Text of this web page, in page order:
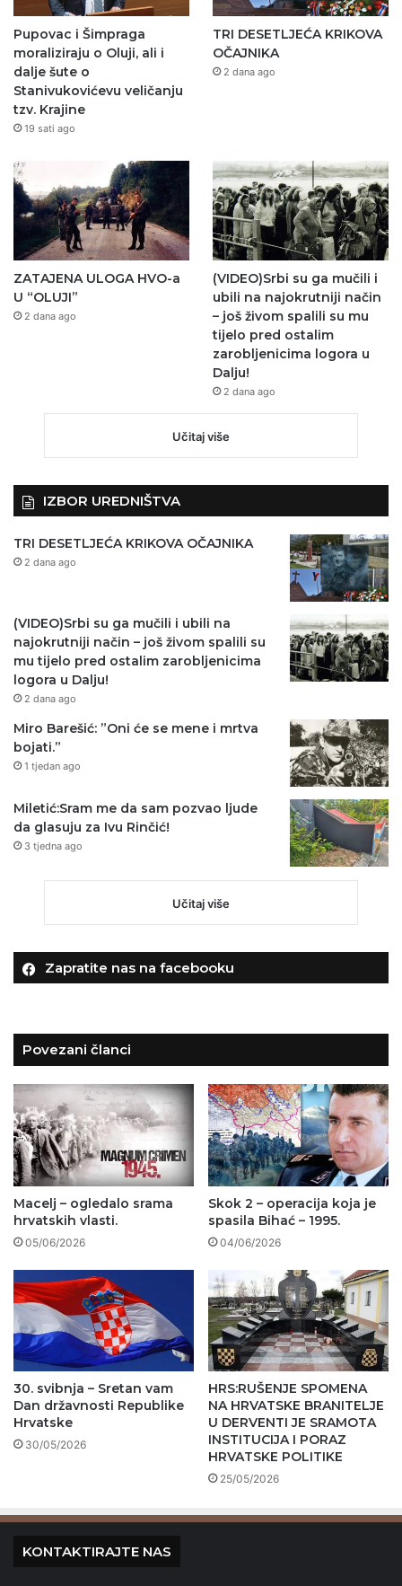
Pupovac i Šimpraga
moraliziraju o Oluji, ali i
dalje šute o
Stanivukovićevu veličanju
tzv. Krajine
19 sati ago
TRI DESETLJEĆA KRIKOVA
OČAJNIKA
2 dana ago
ZATAJENA ULOGA HVO-a
U “OLUJI”
2 dana ago
(VIDEO)Srbi su ga mučili i
ubili na najokrutniji način
– još živom spalili su mu
tijelo pred ostalim
zarobljenicima logora u
Dalju!
2 dana ago
Učitaj više
IZBOR UREDNIŠTVA
TRI DESETLJEĆA KRIKOVA OČAJNIKA
2 dana ago
(VIDEO)Srbi su ga mučili i ubili na
najokrutniji način – još živom spalili su
mu tijelo pred ostalim zarobljenicima
logora u Dalju!
2 dana ago
Miro Barešić: ”Oni će se mene i mrtva
bojati.”
1 tjedan ago
Miletić:Sram me da sam pozvao ljude
da glasuju za Ivu Rinčić!
3 tjedna ago
Učitaj više
Zapratite nas na facebooku
Povezani članci
Macelj – ogledalo srama
hrvatskih vlasti.
05/06/2026
Skok 2 – operacija koja je
spasila Bihać – 1995.
04/06/2026
30. svibnja – Sretan vam
Dan državnosti Republike
Hrvatske
30/05/2026
HRS:RUŠENJE SPOMENA
NA HRVATSKE BRANITELJE
U DERVENTI JE SRAMOTA
INSTITUCIJA I PORAZ
HRVATSKE POLITIKE
25/05/2026
KONTAKTIRAJTE NAS